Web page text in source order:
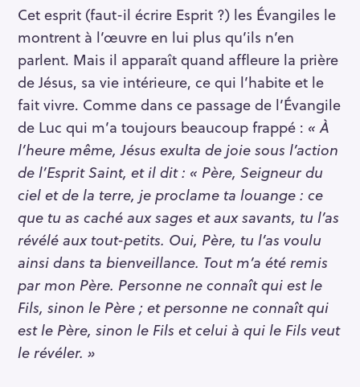
Cet esprit (faut-il écrire Esprit ?) les Évangiles le
montrent à l’œuvre en lui plus qu’ils n’en
parlent. Mais il apparaît quand affleure la prière
de Jésus, sa vie intérieure, ce qui l’habite et le
fait vivre. Comme dans ce passage de l’Évangile
de Luc qui m’a toujours beaucoup frappé : « À
l’heure même, Jésus exulta de joie sous l’action
de l’Esprit Saint, et il dit : « Père, Seigneur du
ciel et de la terre, je proclame ta louange : ce
que tu as caché aux sages et aux savants, tu l’as
révélé aux tout-petits. Oui, Père, tu l’as voulu
ainsi dans ta bienveillance. Tout m’a été remis
par mon Père. Personne ne connaît qui est le
Fils, sinon le Père ; et personne ne connaît qui
est le Père, sinon le Fils et celui à qui le Fils veut
le révéler. »